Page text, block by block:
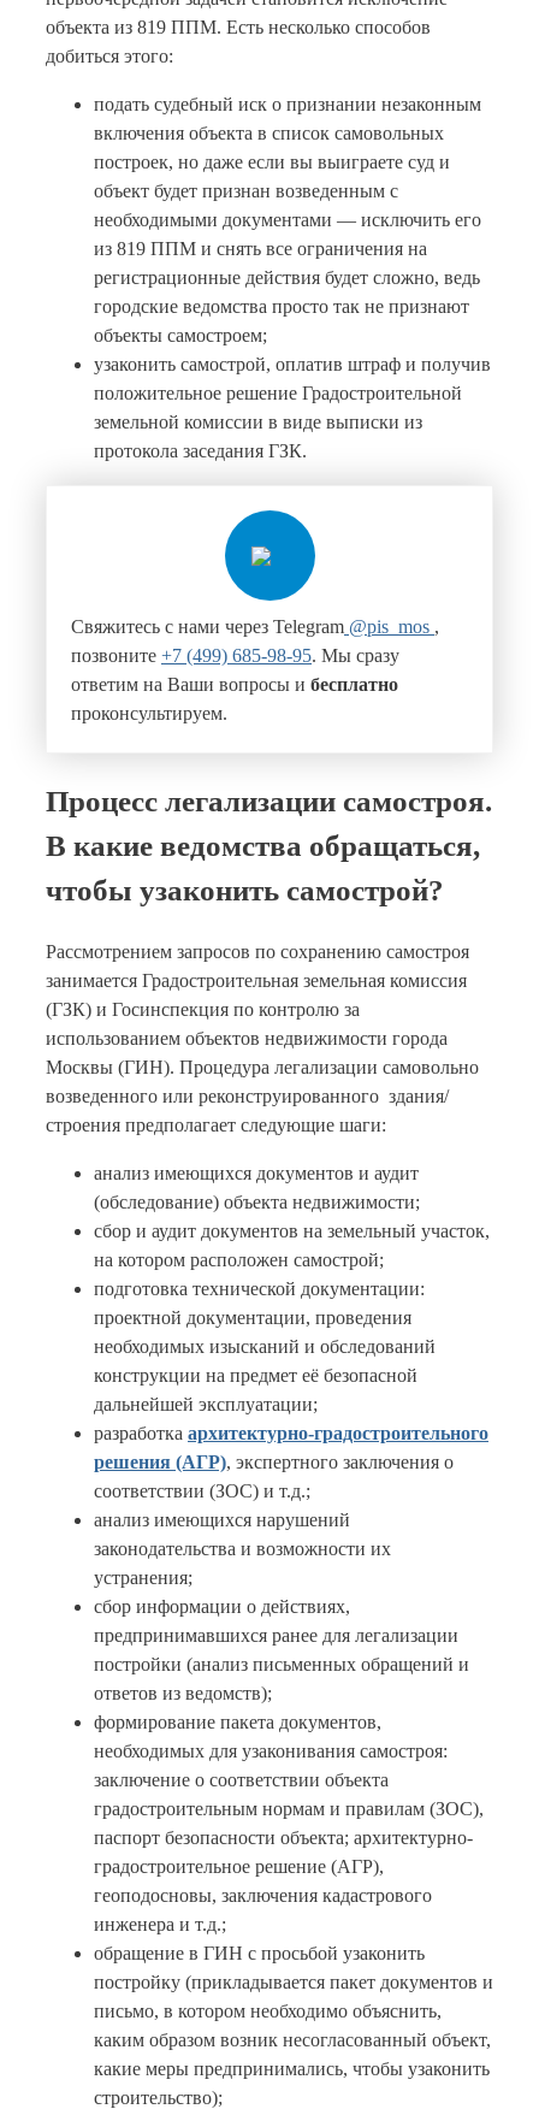
объекта из 819 ППМ. Есть несколько способов
добиться этого:
подать судебный иск о признании незаконным
включения объекта в список самовольных
построек, но даже если вы выиграете суд и
объект будет признан возведенным с
необходимыми документами — исключить его
из 819 ППМ и снять все ограничения на
регистрационные действия будет сложно, ведь
городские ведомства просто так не признают
объекты самостроем;
узаконить самострой, оплатив штраф и получив
положительное решение Градостроительной
земельной комиссии в виде выписки из
протокола заседания ГЗК.
Свяжитесь с нами через Telegram @pis_mos ,
позвоните +7 (499) 685-98-95. Мы сразу
ответим на Ваши вопросы и бесплатно
проконсультируем.
Процесс легализации самостроя.
В какие ведомства обращаться,
чтобы узаконить самострой?
Рассмотрением запросов по сохранению самостроя
занимается Градостроительная земельная комиссия
(ГЗК) и Госинспекция по контролю за
использованием объектов недвижимости города
Москвы (ГИН). Процедура легализации самовольно
возведенного или реконструированного здания/
строения предполагает следующие шаги:
анализ имеющихся документов и аудит
(обследование) объекта недвижимости;
сбор и аудит документов на земельный участок,
на котором расположен самострой;
подготовка технической документации:
проектной документации, проведения
необходимых изысканий и обследований
конструкции на предмет её безопасной
дальнейшей эксплуатации;
разработка архитектурно-градостроительного
решения (АГР), экспертного заключения о
соответствии (ЗОС) и т.д.;
анализ имеющихся нарушений
законодательства и возможности их
устранения;
сбор информации о действиях,
предпринимавшихся ранее для легализации
постройки (анализ письменных обращений и
ответов из ведомств);
формирование пакета документов,
необходимых для узаконивания самостроя:
заключение о соответствии объекта
градостроительным нормам и правилам (ЗОС),
паспорт безопасности объекта; архитектурно-
градостроительное решение (АГР),
геоподосновы, заключения кадастрового
инженера и т.д.;
обращение в ГИН с просьбой узаконить
постройку (прикладывается пакет документов и
письмо, в котором необходимо объяснить,
каким образом возник несогласованный объект,
какие меры предпринимались, чтобы узаконить
строительство);